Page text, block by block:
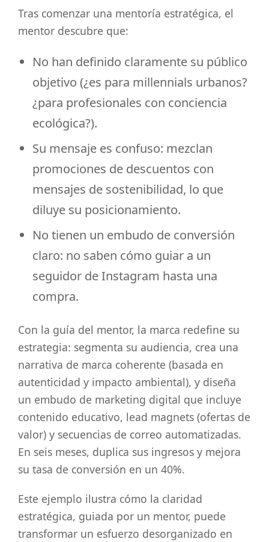
Tras comenzar una mentoría estratégica, el
mentor descubre que:
No han definido claramente su público
objetivo (¿es para millennials urbanos?
¿para profesionales con conciencia
ecológica?).
Su mensaje es confuso: mezclan
promociones de descuentos con
mensajes de sostenibilidad, lo que
diluye su posicionamiento.
No tienen un embudo de conversión
claro: no saben cómo guiar a un
seguidor de Instagram hasta una
compra.
Con la guía del mentor, la marca redefine su
estrategia: segmenta su audiencia, crea una
narrativa de marca coherente (basada en
autenticidad y impacto ambiental), y diseña
un embudo de marketing digital que incluye
contenido educativo, lead magnets (ofertas de
valor) y secuencias de correo automatizadas.
En seis meses, duplica sus ingresos y mejora
su tasa de conversión en un 40%.
Este ejemplo ilustra cómo la claridad
estratégica, guiada por un mentor, puede
transformar un esfuerzo desorganizado en